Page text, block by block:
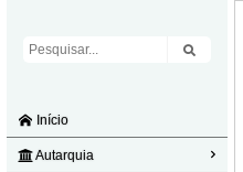
Início
Autarquia